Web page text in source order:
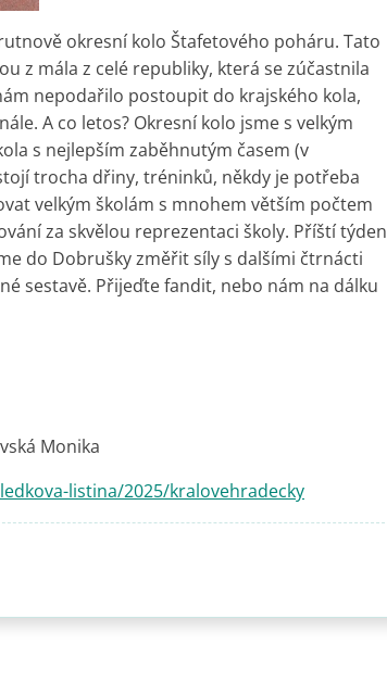
okresní kolo Štafetového poháru. Tato
z mála z celé republiky, která se zúčastnila
nepodařilo postoupit do krajského kola,
A co letos? Okresní kolo jsme s velkým
s nejlepším zaběhnutým časem (v
trocha dřiny, tréninků, někdy je potřeba
velkým školám s mnohem větším počtem
za skvělou reprezentaci školy. Příští týden
do Dobrušky změřit síly s dalšími čtrnácti
sestavě. Přijeďte fandit, nebo nám na dálku
Monika
listina/2025/kralovehradecky